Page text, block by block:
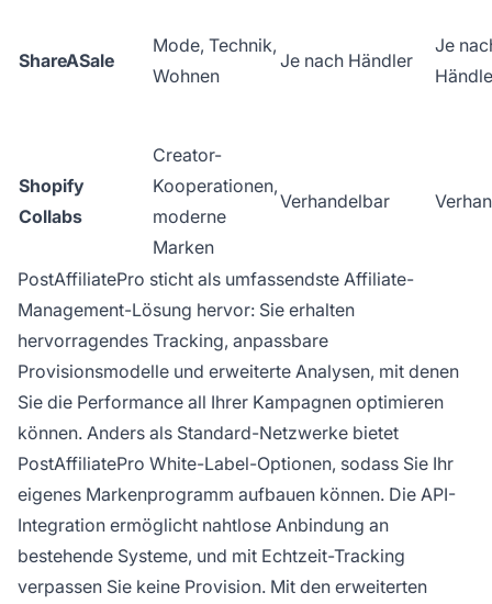
ShareASale
Mode, Technik,
Wohnen
Je nach Händler
Je
Shopify
Collabs
Creator-
Kooperationen,
moderne
Marken
Verhandelbar
PostAffiliatePro sticht als umfassendste Affiliate-
Management-Lösung hervor: Sie erhalten
hervorragendes Tracking, anpassbare
Provisionsmodelle und erweiterte Analysen, mit denen
Sie die Performance all Ihrer Kampagnen optimieren
können. Anders als Standard-Netzwerke bietet
PostAffiliatePro White-Label-Optionen, sodass Sie Ihr
eigenes Markenprogramm aufbauen können. Die API-
Integration ermöglicht nahtlose Anbindung an
bestehende Systeme, und mit Echtzeit-Tracking
verpassen Sie keine Provision. Mit den erweiterten